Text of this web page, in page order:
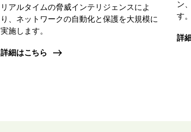
リアルタイムの脅威インテリジェンスによ
り、ネットワークの自動化と保護を大規模に
実施します。
詳細はこちら
ン
す。
詳